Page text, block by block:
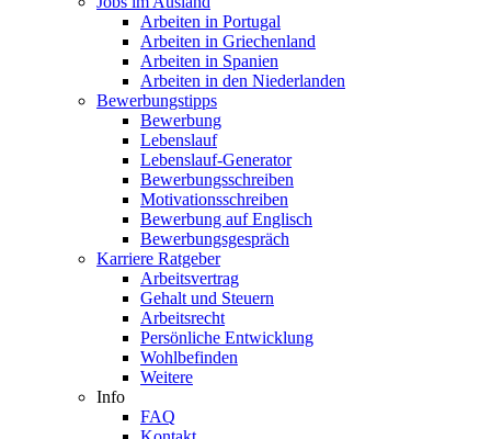
Arbeiten in Portugal
Arbeiten in Griechenland
Arbeiten in Spanien
Arbeiten in den Niederlanden
Bewerbungstipps
Bewerbung
Lebenslauf
Lebenslauf-Generator
Bewerbungsschreiben
Motivationsschreiben
Bewerbung auf Englisch
Bewerbungsgespräch
Karriere Ratgeber
Arbeitsvertrag
Gehalt und Steuern
Arbeitsrecht
Persönliche Entwicklung
Wohlbefinden
Weitere
Info
FAQ